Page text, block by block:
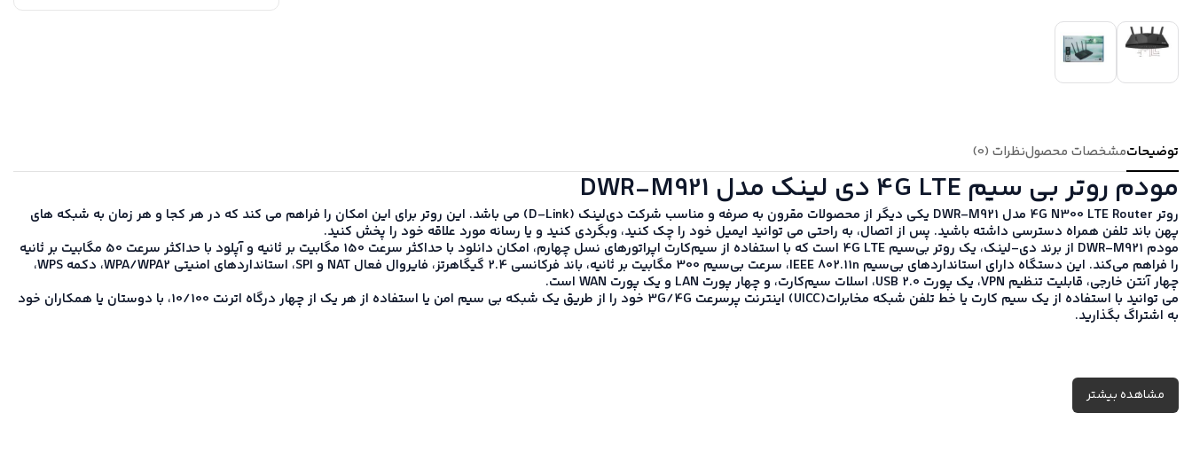
توضیحاتمشخصات محصولنظرات (0)
مودم روتر بی سیم 4G LTE دی لینک مدل DWR-M921
روتر 4G N300 LTE Router مدل DWR-M921 یکی دیگر از محصولات مقرون به صرفه و مناسب شرکت دی‌لینک (D-Link)
می باشد. این روتر برای این امکان را فراهم می کند که در هر کجا و هر زمان به شبکه های
پهن باند تلفن همراه دسترسی داشته باشید. پس از اتصال، به راحتی می توانید ایمیل خود را چک کنید، وبگردی کنید و یا رسانه مورد علاقه خود را پخش کنید.
مودم DWR-M921 از برند دی-لینک، یک روتر بی‌سیم 4G LTE است که با استفاده از سیم‌کارت اپراتورهای نسل چهارم، امکان دانلود با حداکثر سرعت 150 مگابیت بر ثانیه و آپلود با حداکثر سرعت 50 مگابیت بر ثانیه
را فراهم می‌کند. این دستگاه دارای استانداردهای بی‌سیم IEEE 802.11n، سرعت بی‌سیم 300 مگابیت بر ثانیه، باند فرکانسی 2.4 گیگاهرتز، فایروال فعال NAT و SPI، استانداردهای امنیتی WPA/WPA2، دکمه WPS،
چهار آنتن خارجی، قابلیت تنظیم VPN، یک پورت USB 2.0، اسلات سیم‌کارت، و چهار پورت LAN و یک پورت WAN است.
می توانید با استفاده از یک سیم کارت یا خط تلفن شبکه مخابرات(UICC) اینترنت پرسرعت 3G/4G خود را از طریق یک شبکه بی سیم امن یا استفاده از هر یک از چهار درگاه اترنت 10/100، با دوستان یا همکاران خود
به اشتراگ بگذارید.
مشاهده بیشتر